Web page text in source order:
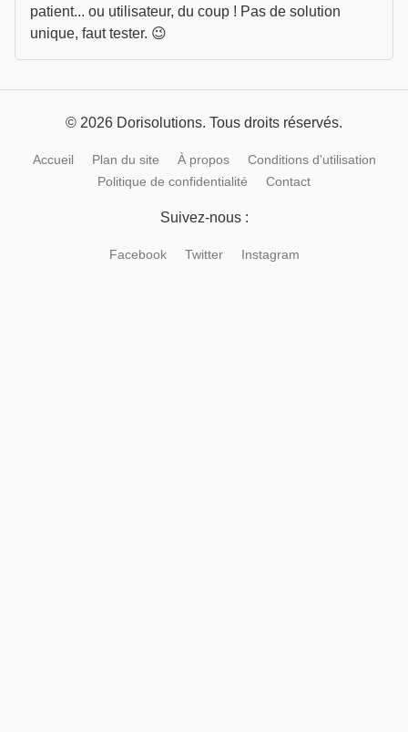
patient... ou utilisateur, du coup ! Pas de solution
unique, faut tester. 😉
© 2026 Dorisolutions. Tous droits réservés.
Accueil Plan du site À propos
Conditions d'utilisation
Politique de confidentialité
Contact
Suivez-nous :
Facebook Twitter Instagram